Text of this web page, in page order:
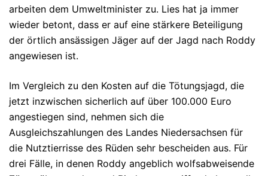
arbeiten dem Umweltminister zu. Lies hat ja immer
wieder betont, dass er auf eine stärkere Beteiligung
der örtlich ansässigen Jäger auf der Jagd nach Roddy
angewiesen ist.
Im Vergleich zu den Kosten auf die Tötungsjagd, die
jetzt inzwischen sicherlich auf über 100.000 Euro
angestiegen sind, nehmen sich die
Ausgleichszahlungen des Landes Niedersachsen für
die Nutztierrisse des Rüden sehr bescheiden aus. Für
drei Fälle, in denen Roddy angeblich wolfsabweisende